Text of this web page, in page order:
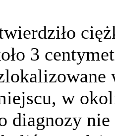
3
w
diagnozy